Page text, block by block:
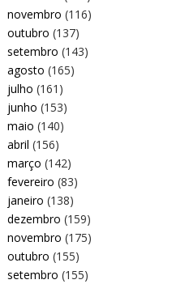
novembro (116)
outubro (137)
setembro (143)
agosto (165)
julho (161)
junho (153)
maio (140)
abril (156)
março (142)
fevereiro (83)
janeiro (138)
dezembro (159)
novembro (175)
outubro (155)
setembro (155)